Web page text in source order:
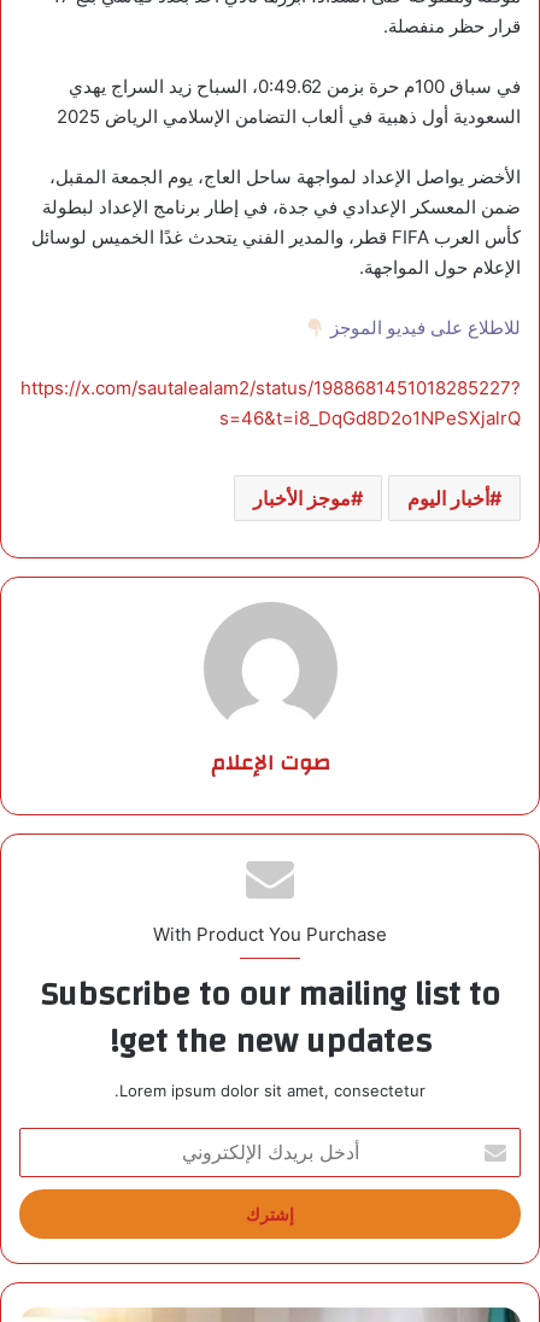
قرار حظر منفصلة.
‏في سباق 100م حرة بزمن 0:49.62، السباح زيد السراج يهدي
السعودية أول ذهبية في ألعاب التضامن الإسلامي الرياض 2025
‏الأخضر يواصل الإعداد لمواجهة ساحل العاج، يوم الجمعة المقبل،
ضمن المعسكر الإعدادي في جدة، في إطار برنامج الإعداد لبطولة
كأس العرب FIFA قطر، والمدير الفني يتحدث غدًا الخميس لوسائل
الإعلام حول المواجهة.
للاطلاع على فيديو الموجز
https://x.com/sautalealam2/status/1988681451018285227?
s=46&t=i8_DqGd8D2o1NPeSXjalrQ
أخبار اليوم موجز الأخبار
صوت الإعلام
With Product You Purchase
Subscribe to our mailing list to
get the new updates!
Lorem ipsum dolor sit amet, consectetur.
خ
ل
ر
د